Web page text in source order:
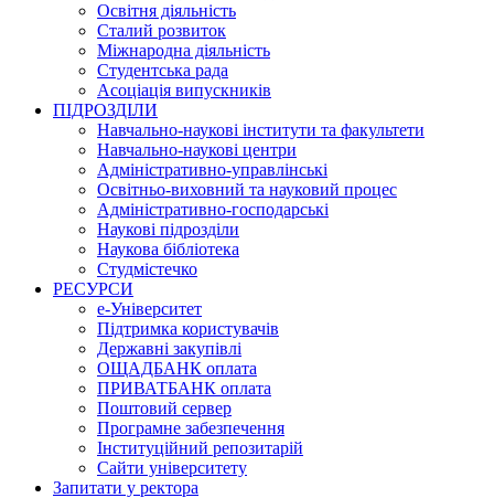
Освітня діяльність
Сталий розвиток
Міжнародна діяльність
Студентська рада
Асоціація випускників
ПІДРОЗДІЛИ
Навчально-наукові інститути та факультети
Навчально-наукові центри
Адміністративно-управлінські
Освітньо-виховний та науковий процес
Адміністративно-господарські
Наукові підрозділи
Наукова бібліотека
Студмістечко
РЕСУРСИ
е-Університет
Підтримка користувачів
Державні закупівлі
ОЩАДБАНК оплата
ПРИВАТБАНК оплата
Поштовий сервер
Програмне забезпечення
Інституційний репозитарій
Сайти університету
Запитати у ректора